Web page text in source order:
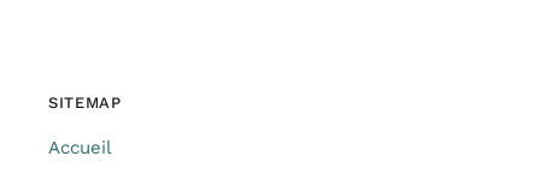
SITEMAP
Accueil